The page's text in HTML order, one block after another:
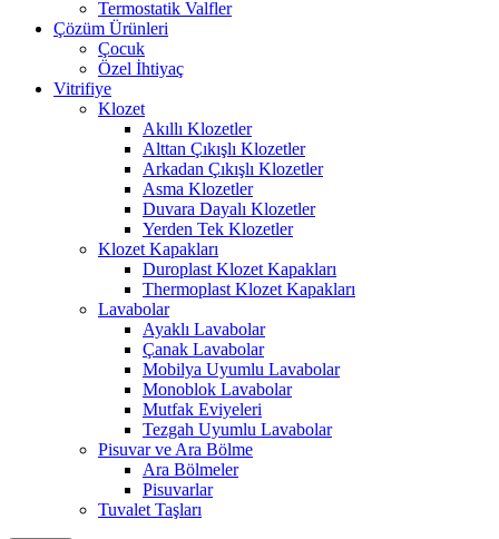
Termostatik Valfler
Çözüm Ürünleri
Çocuk
Özel İhtiyaç
Vitrifiye
Klozet
Akıllı Klozetler
Alttan Çıkışlı Klozetler
Arkadan Çıkışlı Klozetler
Asma Klozetler
Duvara Dayalı Klozetler
Yerden Tek Klozetler
Klozet Kapakları
Duroplast Klozet Kapakları
Thermoplast Klozet Kapakları
Lavabolar
Ayaklı Lavabolar
Çanak Lavabolar
Mobilya Uyumlu Lavabolar
Monoblok Lavabolar
Mutfak Eviyeleri
Tezgah Uyumlu Lavabolar
Pisuvar ve Ara Bölme
Ara Bölmeler
Pisuvarlar
Tuvalet Taşları